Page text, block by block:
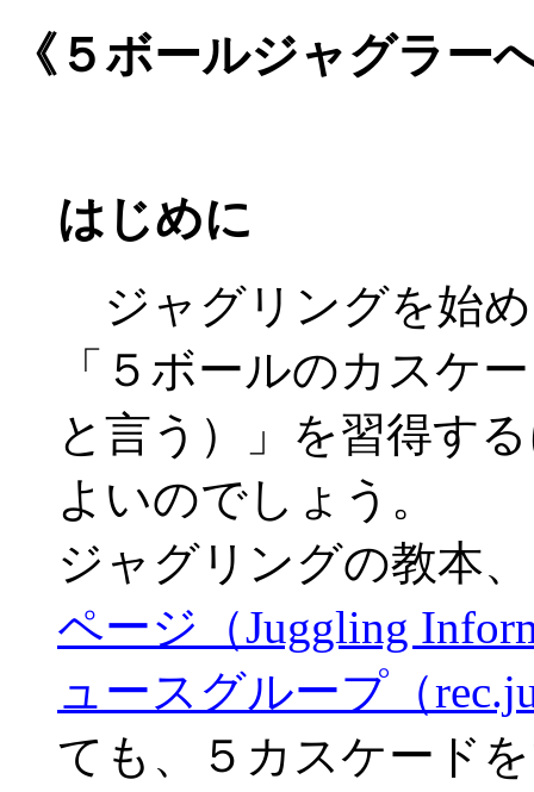
《５ボールジャグラー
はじめに
ジャグリングを始
「５ボールのカスケ
と言う）」を習得す
よいのでしょう。
ジャグリングの教本
ページ（Juggling
ュースグループ（
ても、５カスケード